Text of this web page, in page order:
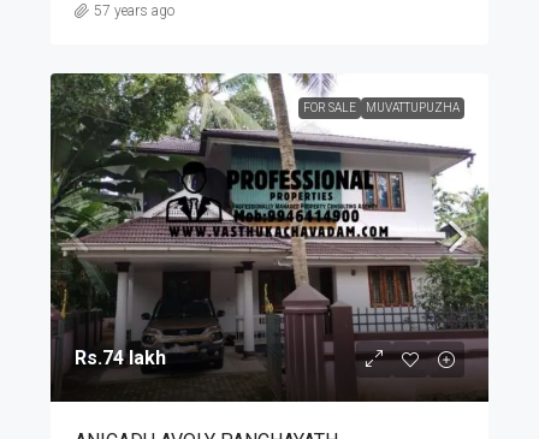
57 years ago
FOR SALE MUVATTUPUZHA
Rs.74 lakh